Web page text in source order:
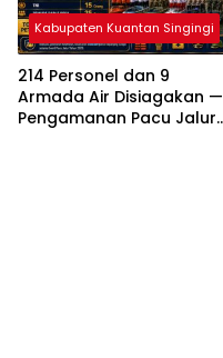
Kabupaten Kuantan Singingi
214 Personel dan 9
Armada Air Disiagakan —
Pengamanan Pacu Jalur